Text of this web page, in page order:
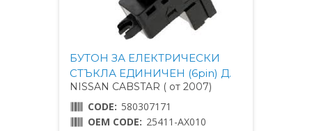
БУТОН ЗА ЕЛЕКТРИЧЕСКИ
СТЪКЛА ЕДИНИЧЕН (6pin) Д.
NISSAN CABSTAR ( от 2007)
CODE: 580307171
OEM CODE: 25411-AX010